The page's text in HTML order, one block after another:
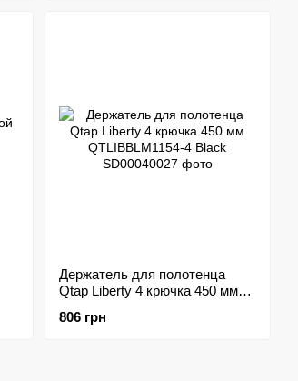
Держатель для полотенца
Qtap Liberty 4 крючка 450 мм
806 грн